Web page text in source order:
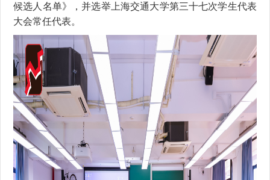
候选人名单》，并选举上海交通大学第三十七次学生代表
大会常任代表。